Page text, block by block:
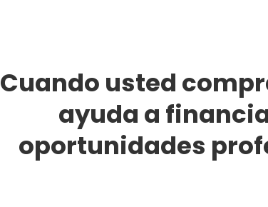
Cuando usted
ayuda a
oportunidades